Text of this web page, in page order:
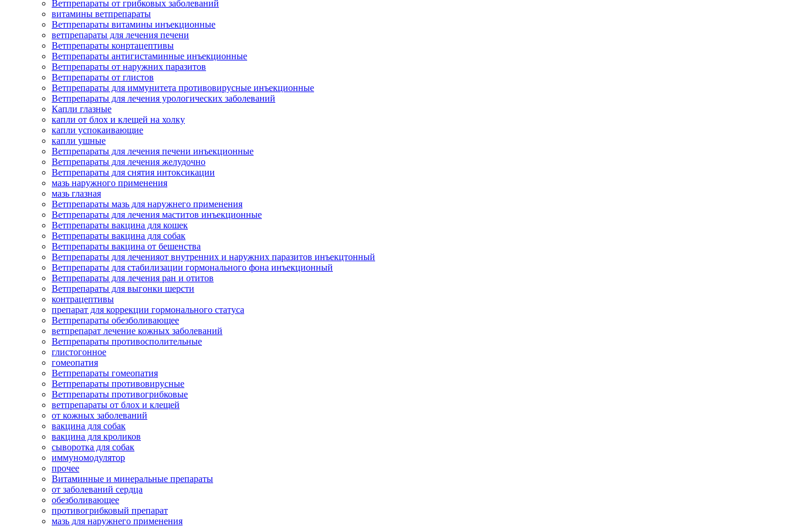
Ветпрепараты от грибковых заболеваний
витамины ветпрепараты
Ветпрепараты витамины инъекционные
ветпрепараты для лечения печени
Ветпрепараты конртацептивы
Ветпрепараты антигистаминные инъекционные
Ветпрепараты от наружних паразитов
Ветпрепараты от глистов
Ветпрепараты для иммунитета противовирусные инъекционные
Ветпрепараты для лечения урологических заболеваний
Капли глазные
капли от блох и клещей на холку
капли успокаивающие
капли ушные
Ветпрепараты для лечения печени инъекционные
Ветпрепараты для лечения желудочно
Ветпрепараты для снятия интоксикации
мазь наружного применения
мазь глазная
Ветпрепараты мазь для наружнего применения
Ветпрепараты для лечения маститов инъекционные
Ветпрепараты вакцина для кошек
Ветпрепараты вакцина для собак
Ветпрепараты вакцина от бешенства
Ветпрепараты для леченияот внутренних и наружних паразитов инъекцтонный
Ветпрепараты для стабилизации гормонального фона инъекционный
Ветпрепараты для лечения ран и отитов
Ветпрепараты для выгонки шерсти
контрацептивы
препарат для коррекции гормонального статуса
Ветпрепараты обезболивающее
ветпрепарат лечение кожных заболеваний
Ветпрепараты противосполительные
глистогонное
гомеопатия
Ветпрепараты гомеопатия
Ветпрепараты противовирусные
Ветпрепараты противогрибковые
ветпрепараты от блох и клещей
от кожных заболеваний
вакцина для собак
вакцина для кроликов
сыворотка для собак
иммуномодулятор
прочее
Витаминные и минеральные препараты
от заболеваний сердца
обезболивающее
противогрибковый препарат
мазь для наружнего применения